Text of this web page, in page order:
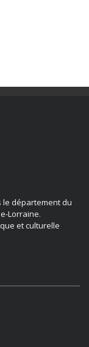
le département du
Lorraine.
et culturelle